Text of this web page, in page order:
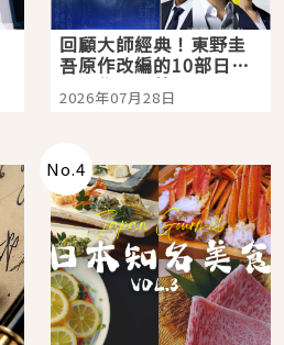
回顧大師經典！東野圭
吾原作改編的10部日本
影視作品推薦
2026年07月28日
No.4